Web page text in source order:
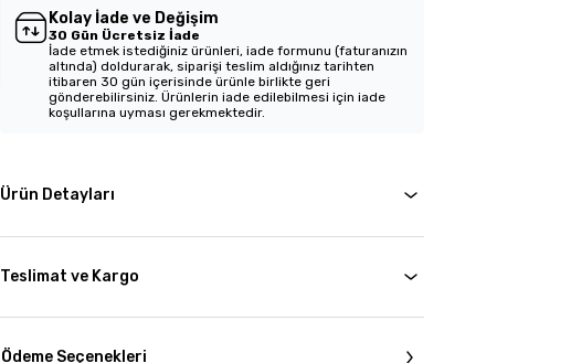
Kolay İade ve Değişim
30 Gün Ücretsiz İade
İade etmek istediğiniz ürünleri, iade formunu (faturanızın
altında) doldurarak, siparişi teslim aldığınız tarihten
itibaren 30 gün içerisinde ürünle birlikte geri
gönderebilirsiniz. Ürünlerin iade edilebilmesi için iade
koşullarına uyması gerekmektedir.
Ürün Detayları
Teslimat ve Kargo
Ödeme Seçenekleri